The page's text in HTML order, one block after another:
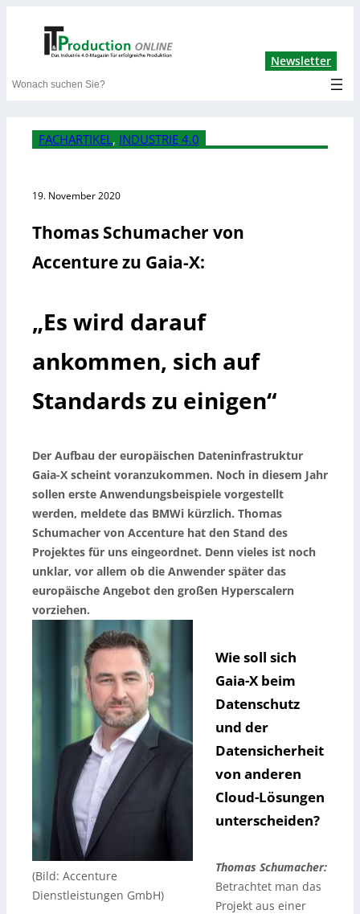
Newsletter
Search
FACHARTIKEL , INDUSTRIE 4.0
19. November 2020
Thomas Schumacher von
Accenture zu Gaia-X:
„Es wird darauf
ankommen, sich auf
Standards zu einigen“
Der Aufbau der europäischen Dateninfrastruktur
Gaia-X scheint voranzukommen. Noch in diesem Jahr
sollen erste Anwendungsbeispiele vorgestellt
werden, meldete das BMWi kürzlich. Thomas
Schumacher von Accenture hat den Stand des
Projektes für uns eingeordnet. Denn vieles ist noch
unklar, vor allem ob die Anwender später das
europäische Angebot den großen Hyperscalern
vorziehen.
(Bild: Accenture
Dienstleistungen GmbH)
Wie soll sich
Gaia-X beim
Datenschutz
und der
Datensicherheit
von anderen
Cloud-Lösungen
unterscheiden?
Thomas Schumacher:
Betrachtet man das
Projekt aus einer